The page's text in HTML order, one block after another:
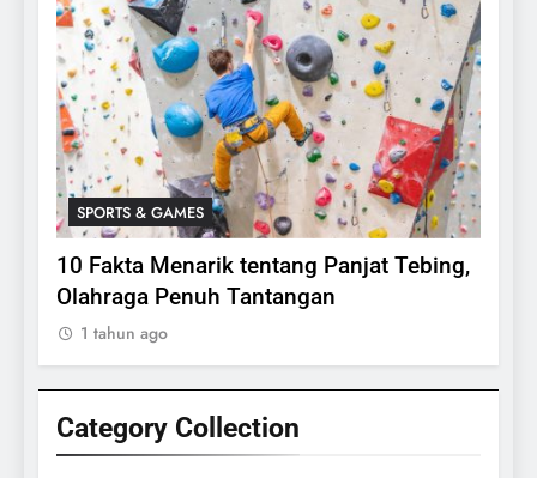
SPORTS & GAMES
10 Fakta Menarik tentang Panjat Tebing,
Olahraga Penuh Tantangan
1 tahun ago
Category Collection